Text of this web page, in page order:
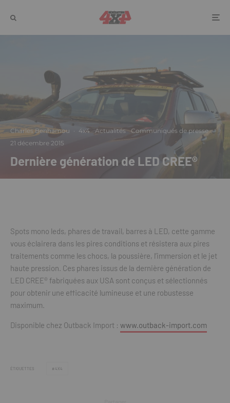
Charles Benhamou · 4x4 Actualités Communiqués de presse ·
21 décembre 2015
Dernière génération de LED CREE®
Spots mono leds, phares de travail, barres à LED, cette gamme
vous éclairera dans les pires conditions et résistera aux pires
traitements comme les chocs, la poussière, l’immersion et le jet
haute pression. Ces phares issus de la dernière génération de
LED CREE® fabriquées aux USA sont conçus et sélectionnés
pour obtenir une efficacité lumineuse et une robustesse
maximum.
Disponible chez Outback Import : www.outback-import.com
ÉTIQUETTES 4X4